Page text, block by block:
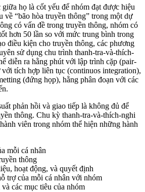
họ là cốt yếu để nhóm đạt được hiệu
về “bão hòa truyền thông” trong một dự
có vấn đề trong truyền thông, nhóm có
hơn 50 lần so với mức trung bình trong
điều kiện cho truyền thông, các phương
sử dụng chu trình thanh-tra-và-thích-
diễn ra hằng phút với lập trình cặp (pair-
tích hợp liên tục (continuos integration),
(đứng họp), hằng phân đoạn với các
phản hồi và giao tiếp là không đủ để
thông. Chu kỳ thanh-tra-và-thích-nghi
viên trong nhóm thể hiện những hành
mỗi cá nhân
thông
hoạt động, và quyết định
trợ của mỗi cá nhân với nhóm
các mục tiêu của nhóm